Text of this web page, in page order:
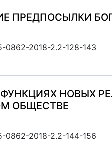
ПРЕДПОСЫЛКИ
0862-2018-2.2-128-143
НОВЫХ
ОБЩЕСТВЕ
0862-2018-2.2-144-156